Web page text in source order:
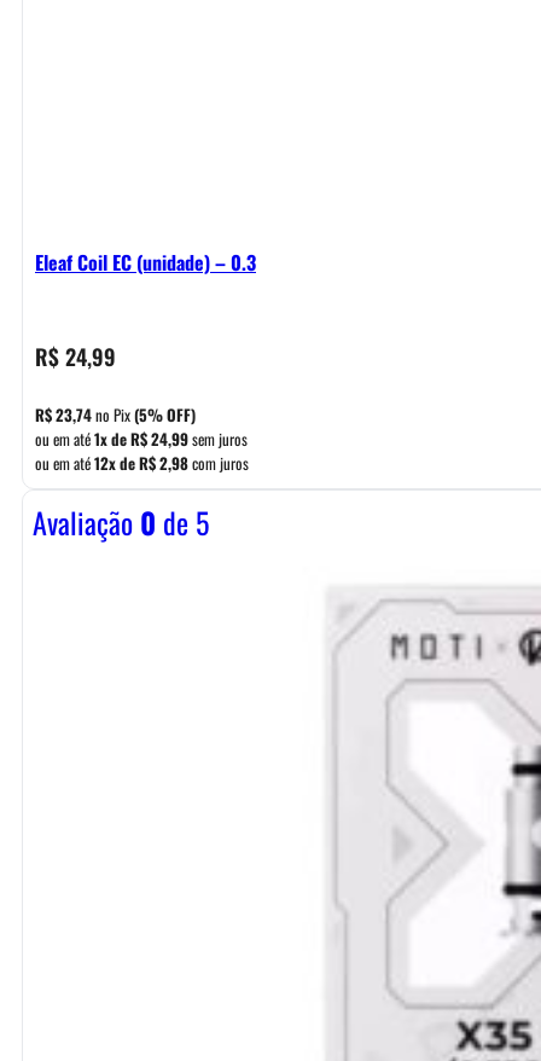
Eleaf Coil EC (unidade) – 0.3
R$24,99
R$23,74no Pix(5% OFF)
ou em até1x deR$24,99sem juros
ou em até12x deR$2,98com juros
Avaliação0 de 5